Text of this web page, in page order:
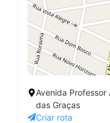
Avenida
das Graças
Criar rota